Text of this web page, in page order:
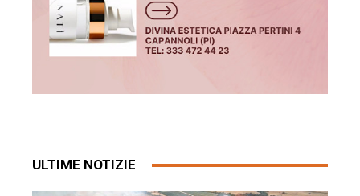
ULTIME NOTIZIE